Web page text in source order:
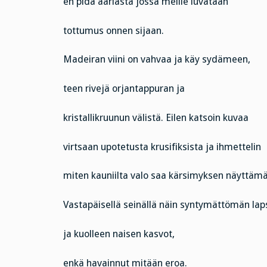
tottumus onnen sijaan.
Madeiran viini on vahvaa ja käy sydämeen,
teen rivejä orjantappuran ja
kristallikruunun välistä. Eilen katsoin kuvaa
virtsaan upotetusta krusifiksista ja ihmettelin
miten kauniilta valo saa kärsimyksen
Vastapäisellä seinällä näin syntymättömän
ja kuolleen naisen kasvot,
enkä havainnut mitään eroa.